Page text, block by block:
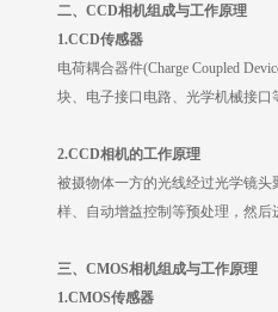
二、 CCD相机组成与工作原理
1.CCD传感器
电荷耦合器件(Charge Coupled
块、电子接口电路、光学机械接口
2.CCD相机的工作原理
被摄物体一方的光线经过光学镜头
样、自动增益控制等预处理，然
三、 CMOS相机组成与工作原理
1.CMOS传感器